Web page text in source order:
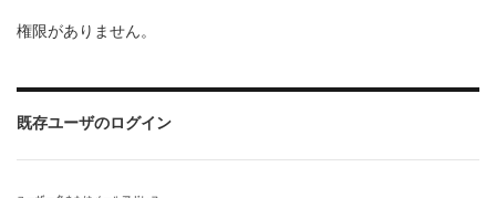
権限がありません。
既存ユーザのログイン